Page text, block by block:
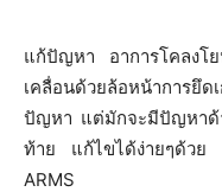
แก้ปัญหา อาการโคลง
เคลื่อนด้วยล้อหน้าการยึ
ปัญหา แต่มักจะมีปัญหาด้
ท้าย แก้ไขได้ง่ายๆด้วย
ARMS